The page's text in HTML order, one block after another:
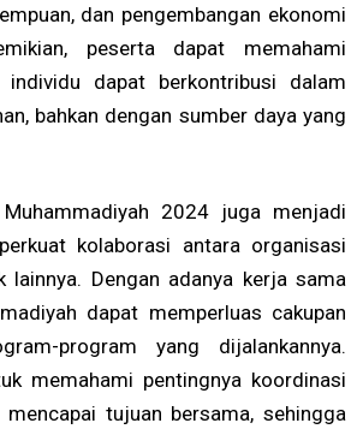
dan pengembangan ekonomi
peserta dapat memahami
individu dapat berkontribusi dalam
bahkan dengan sumber daya yang
2024 juga menjadi
kolaborasi antara organisasi
lainnya. Dengan adanya kerja sama
dapat memperluas cakupan
program yang dijalankannya.
memahami pentingnya koordinasi
tujuan bersama, sehingga